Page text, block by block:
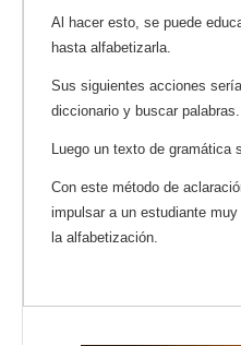
Al hacer esto, se puede
hasta alfabetizarla.
Sus siguientes acciones
diccionario y buscar palabras.
Luego un texto de gramática
Con este método de
impulsar a un estudiante
la alfabetización.